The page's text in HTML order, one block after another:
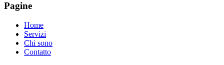
Pagine
Home
Servizi
Chi sono
Contatto